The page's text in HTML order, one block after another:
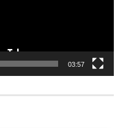
03:57